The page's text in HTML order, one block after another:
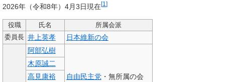
2026年（令和8年）4月3日現在[1 ]
役職 氏名
所属会派
委員長 井上英孝 日本維新の会
阿部弘樹
自由民主党・無所属の会
木原誠二
高見康裕